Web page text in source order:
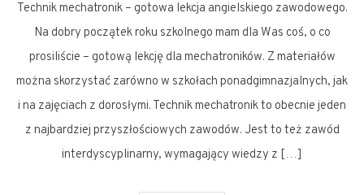
Technik mechatronik – gotowa lekcja angielskiego zawodowego.
Na dobry początek roku szkolnego mam dla Was coś, o co
prosiliście – gotową lekcję dla mechatroników. Z materiałów
można skorzystać zarówno w szkołach ponadgimnazjalnych, jak
i na zajęciach z dorosłymi. Technik mechatronik to obecnie jeden
z najbardziej przyszłościowych zawodów. Jest to też zawód
interdyscyplinarny, wymagający wiedzy z […]